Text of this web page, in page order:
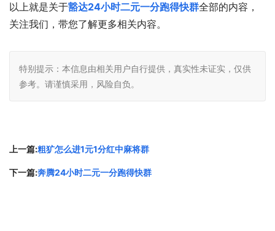
以上就是关于豁达24小时二元一分跑得快群全部的内容，
关注我们，带您了解更多相关内容。
特别提示：本信息由相关用户自行提供，真实性未证实，仅供
参考。请谨慎采用，风险自负。
上一篇:粗犷怎么进1元1分红中麻将群
下一篇:奔腾24小时二元一分跑得快群